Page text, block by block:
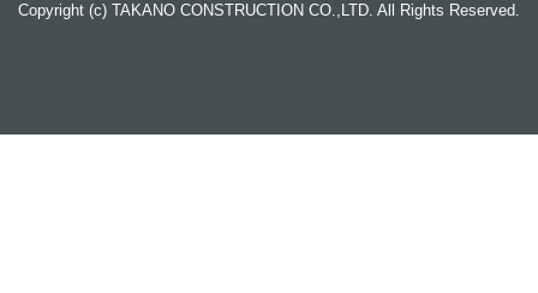
Copyright (c) TAKANO CONSTRUCTION CO.,LTD. All Rights Reserved.